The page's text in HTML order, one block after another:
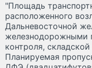
"Площадь
расположенного
Дальневосточной
железнодорожными
контроля,
Планируемая